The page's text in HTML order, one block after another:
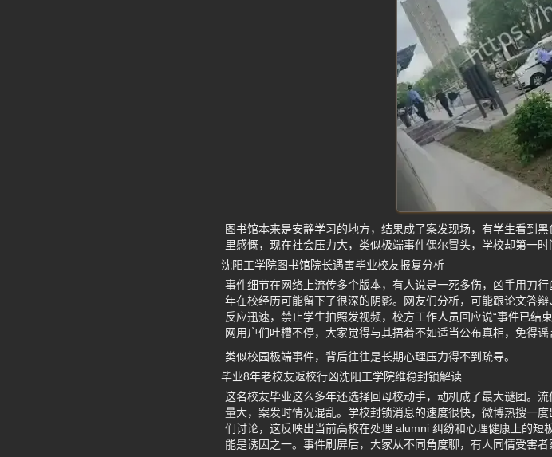
图书馆本来是安静学习的地方，结果成了案发现场，有学生看到
里感慨，现在社会压力大，类似极端事件偶尔冒头，学校却第一时
沈阳工学院图书馆院长遇害毕业校友报复分析
事件细节在网络上流传多个版本，有人说是一死多伤，凶手用刀
年在校经历可能留下了很深的阴影。网友们分析，可能跟论文答
反应迅速，禁止学生拍照发视频，校方工作人员回应说“事件已结
网用户们吐槽不停，大家觉得与其捂着不如适当公布真相，免得谣
类似校园极端事件，背后往往是长期心理压力得不到疏导。
毕业8年老校友返校行凶沈阳工学院维稳封锁解读
这名校友毕业这么多年还选择回母校动手，动机成了最大谜团。
量大，案发时情况混乱。学校封锁消息的速度很快，微博热搜一
们讨论，这反映出当前高校在处理 alumni 纠纷和心理健康上的
能是诱因之一。事件刷屏后，大家从不同角度聊，有人同情受害者